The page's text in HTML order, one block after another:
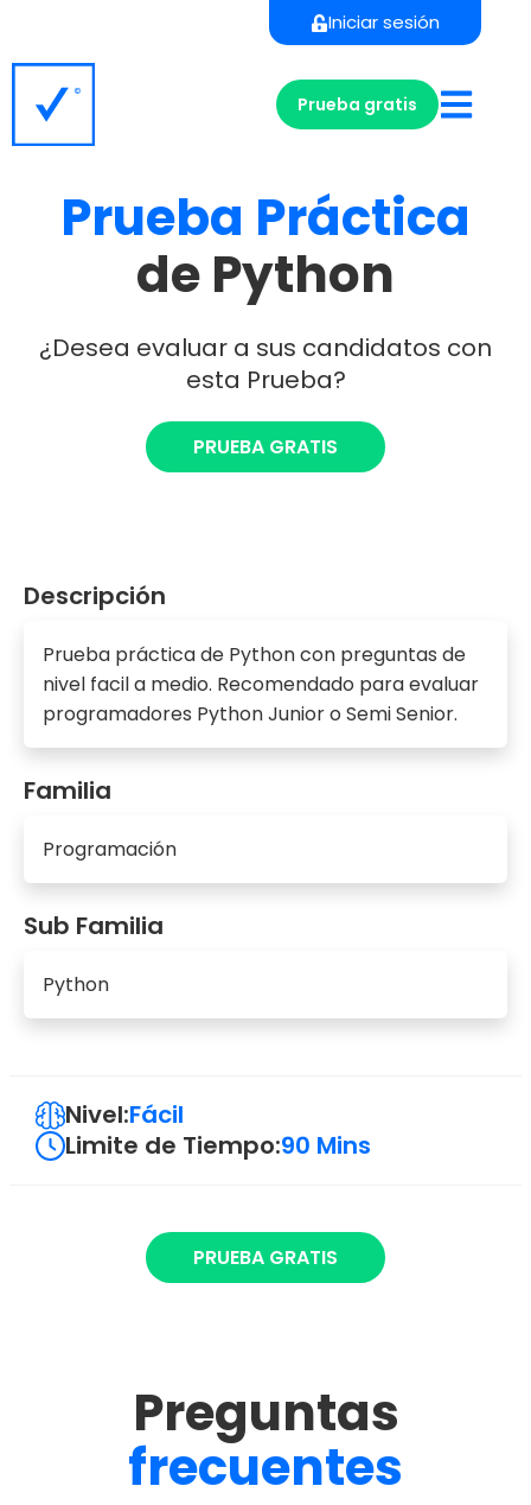
Iniciar sesión
Prueba gratis
Prueba Práctica
de Python
¿Desea evaluar a sus candidatos con
esta Prueba?
PRUEBA GRATIS
Descripción
Prueba práctica de Python con preguntas de
nivel facil a medio. Recomendado para evaluar
programadores Python Junior o Semi Senior.
Familia
Programación
Sub Familia
Python
Nivel:Fácil
Limite de Tiempo:90 Mins
PRUEBA GRATIS
Preguntas
frecuentes